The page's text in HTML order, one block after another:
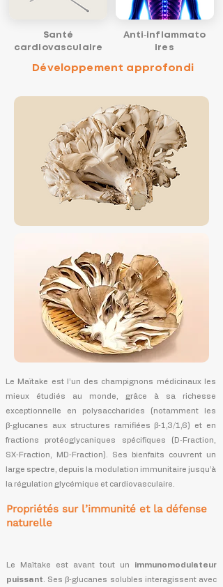
Santé
cardiovasculaire
Anti‑inflammato
ires
Développement approfondi
Le Maïtake est l’un des champignons médicinaux les
mieux étudiés au monde, grâce à sa richesse
exceptionnelle en polysaccharides (notamment les
β‑glucanes aux structures ramifiées β‑1,3/1,6) et en
fractions protéoglycaniques spécifiques (D‑Fraction,
SX‑Fraction, MD‑Fraction). Ses bienfaits couvrent un
large spectre, depuis la modulation immunitaire jusqu’à
la régulation glycémique et cardiovasculaire.
Propriétés sur l’immunité et la défense
naturelle
Le Maïtake est avant tout un immunomodulateur
puissant . Ses β‑glucanes solubles interagissent avec